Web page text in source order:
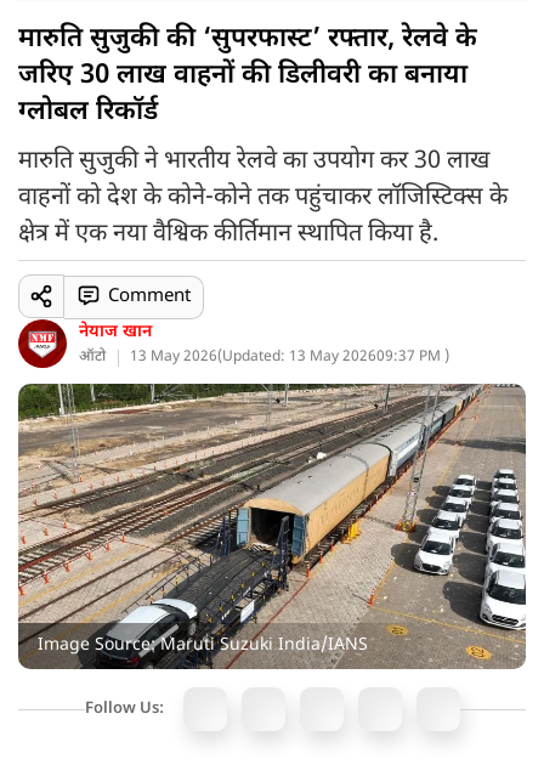
मारुति सुजुकी की ‘सुपरफास्ट’ रफ्तार, रेलवे के
जरिए 30 लाख वाहनों की डिलीवरी का बनाया
ग्लोबल रिकॉर्ड
मारुति सुजुकी ने भारतीय रेलवे का उपयोग कर 30 लाख
वाहनों को देश के कोने-कोने तक पहुंचाकर लॉजिस्टिक्स के
क्षेत्र में एक नया वैश्विक कीर्तिमान स्थापित किया है.
नेयाज खान
ऑटो 13 May 2026(Updated: 13 May 202609:37 PM )
Comment
Image Source: Maruti Suzuki India/IANS
Follow Us: